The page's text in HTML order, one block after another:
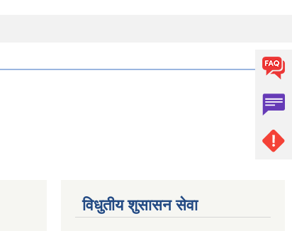
विधुतीय शुसासन सेवा